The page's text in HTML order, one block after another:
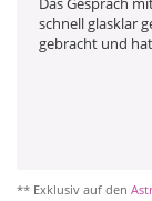
schnell glasklar
gebracht und
** Exklusiv auf den